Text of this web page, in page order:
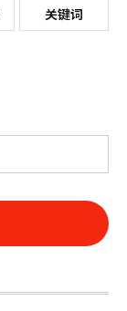
关键词